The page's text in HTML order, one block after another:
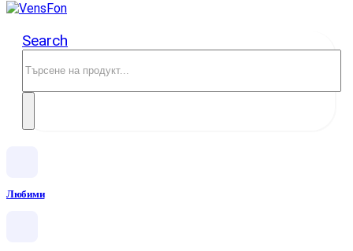
Search
Любими